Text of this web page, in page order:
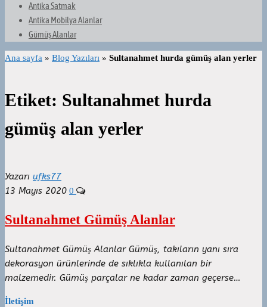
Antika Satmak
Antika Mobilya Alanlar
Gümüş Alanlar
Ana sayfa » Blog Yazıları » Sultanahmet hurda gümüş alan yerler
Etiket: Sultanahmet hurda
gümüş alan yerler
Yazarı ufks77
13 Mayıs 2020 0
Sultanahmet Gümüş Alanlar
Sultanahmet Gümüş Alanlar Gümüş, takıların yanı sıra
dekorasyon ürünlerinde de sıklıkla kullanılan bir
malzemedir. Gümüş parçalar ne kadar zaman geçerse…
İletişim